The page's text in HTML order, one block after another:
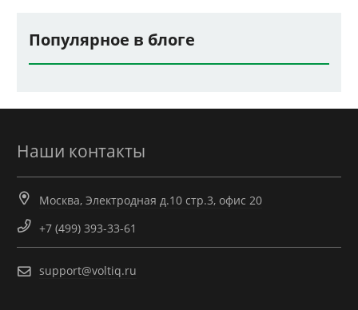
Популярное в блоге
Наши контакты
Москва, Электродная д.10 стр.3, офис 20
+7 (499) 393-33-61
support@voltiq.ru